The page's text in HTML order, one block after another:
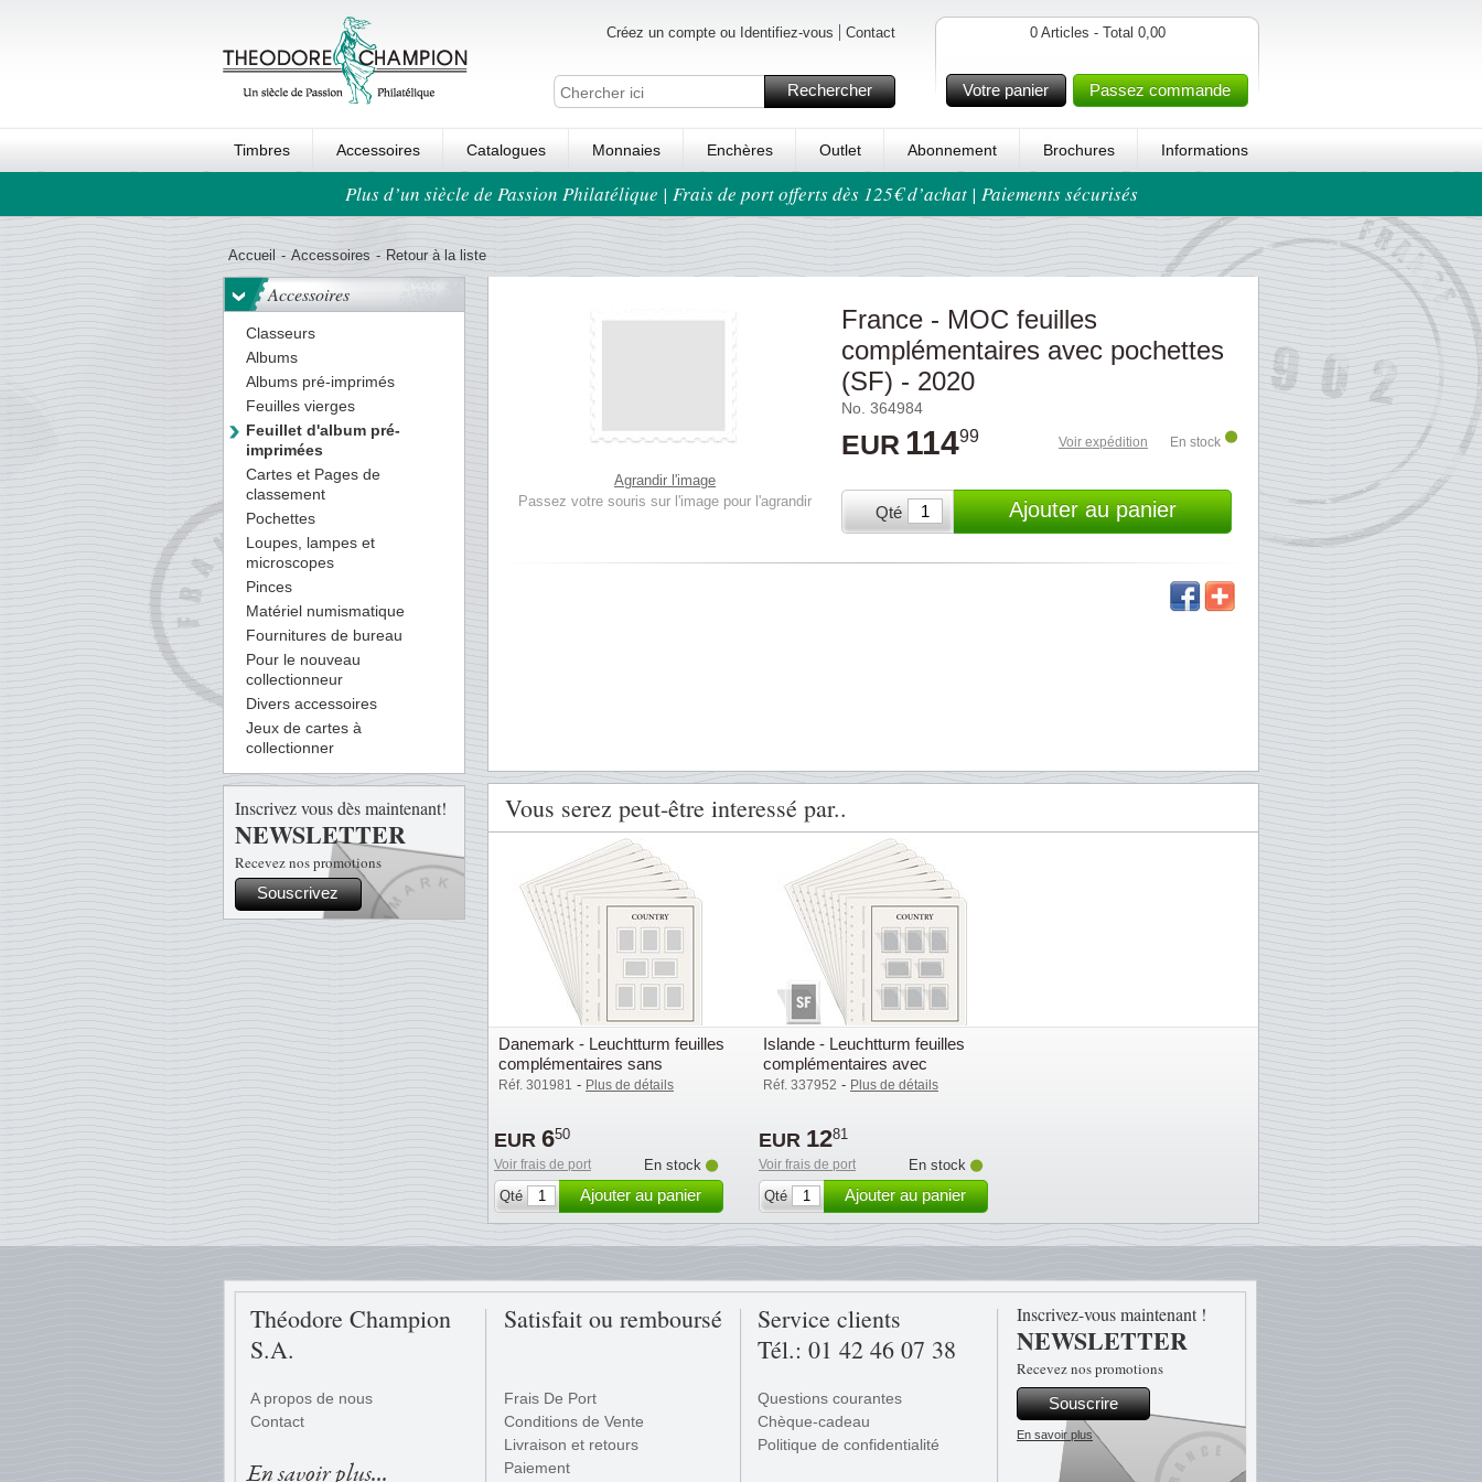
Créez un compte ou Identifiez-vous Contact
Rechercher
0 Articles - Total 0,00
Votre panier Passez commande
Timbres Accessoires Catalogues Monnaies Enchères Outlet Abonnement Brochures Informations
Ordre au panierPlus d’un siècle de Passion Philatélique | Frais de port offerts dès 125€ d’achat | Paiements sécurisés
Accueil - Accessoires - Retour à la liste
Accessoires
Classeurs
Albums
Albums pré-imprimés
Feuilles vierges
Feuillet d'album pré-
imprimées
Cartes et Pages de
classement
Pochettes
Loupes, lampes et
microscopes
Pinces
Matériel numismatique
Fournitures de bureau
Pour le nouveau
collectionneur
Divers accessoires
Jeux de cartes à
collectionner
Inscrivez vous dès maintenant!
NEWSLETTER
Recevez nos promotions
Souscrivez
Agrandir l'image
Passez votre souris sur l'image pour l'agrandir
France - MOC feuilles
complémentaires avec pochettes
(SF) - 2020
No. 364984
EUR 11499 Voir expédition En stock
Qté Ajouter au panier
Vous serez peut-être interessé par..
Danemark - Leuchtturm feuilles
complémentaires sans
pochettes - 2005
Réf. 301981 - Plus de détails
EUR 650
Voir frais de port
En stock
Qté
Ajouter au panier
Islande - Leuchtturm feuilles
complémentaires avec
pochettes (SF) - 2000
Réf. 337952 - Plus de détails
EUR 1281
Voir frais de port
En stock
Qté
Ajouter au panier
Théodore Champion
S.A.
A propos de nous
Contact
En savoir plus...
Satisfait ou remboursé
Frais De Port
Conditions de Vente
Livraison et retours
Paiement
Service clients
Tél.: 01 42 46 07 38
Questions courantes
Chèque-cadeau
Politique de confidentialité
Inscrivez-vous maintenant !
NEWSLETTER
Recevez nos promotions
Souscrire
En savoir plus